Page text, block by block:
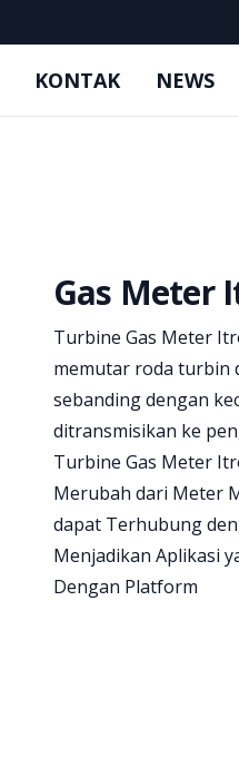
KONTAK NEWS
Gas Meter
Brand information
Turbine Gas Meter
memutar roda turbin
sebanding dengan
ditransmisikan ke
Turbine Gas Meter
Merubah dari Meter
dapat Terhubung
Menjadikan Aplikasi
Dengan Platform